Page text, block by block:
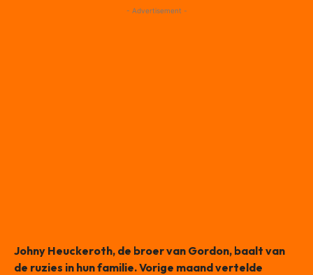
- Advertisement -
Johny Heuckeroth, de broer van Gordon, baalt van
de ruzies in hun familie. Vorige maand vertelde